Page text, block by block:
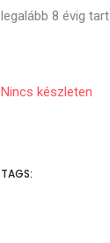
legalább 8 évig tart
Nincs készleten
TAGS: